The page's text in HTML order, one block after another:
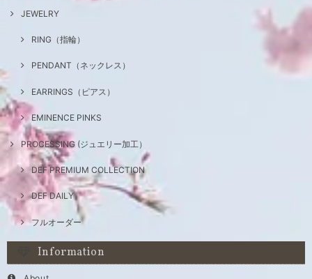
JEWELRY
RING（指輪）
PENDANT（ネックレス）
EARRINGS（ピアス）
EMINENCE PINKS
PROCESSING (ジュエリー加工）
DEF PREMIUM COLLECTION
DEF DAILY
フルオーダー
Information